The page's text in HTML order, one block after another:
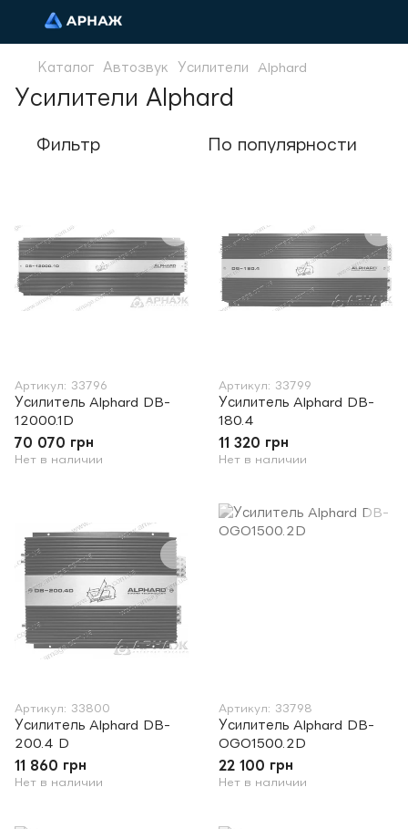
Каталог Автозвук Усилители Alphard
Усилители Alphard
Фильтр По популярности
Артикул: 33796
Усилитель Alphard DB-
12000.1D
70 070 грн
Нет в наличии
Артикул: 33799
Усилитель Alphard DB-
180.4
11 320 грн
Нет в наличии
Артикул: 33800
Усилитель Alphard DB-
200.4 D
11 860 грн
Нет в наличии
Артикул: 33798
Усилитель Alphard DB-
OGO1500.2D
22 100 грн
Нет в наличии